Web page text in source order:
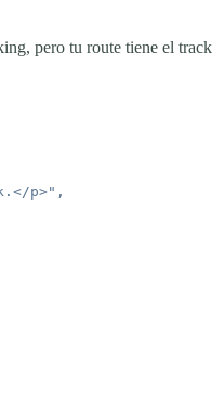
pero tu route tiene el
p>"